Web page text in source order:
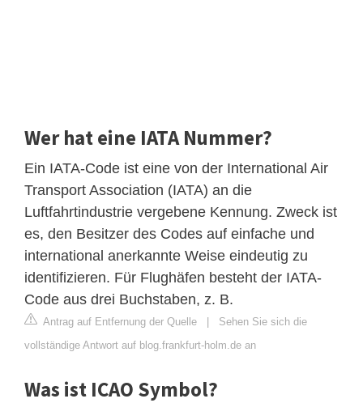
Wer hat eine IATA Nummer?
Ein IATA-Code ist eine von der International Air
Transport Association (IATA) an die
Luftfahrtindustrie vergebene Kennung. Zweck ist
es, den Besitzer des Codes auf einfache und
international anerkannte Weise eindeutig zu
identifizieren. Für Flughäfen besteht der IATA-
Code aus drei Buchstaben, z. B.
Antrag auf Entfernung der Quelle | Sehen Sie sich die
vollständige Antwort auf blog.frankfurt-holm.de an
Was ist ICAO Symbol?